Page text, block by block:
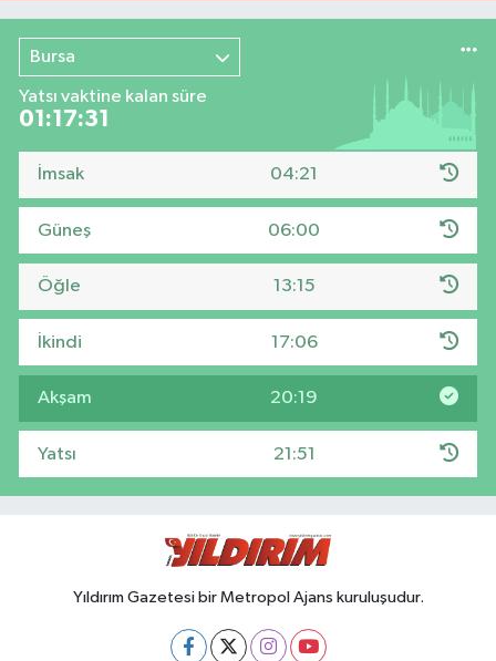
Bursa
Yatsı vaktine kalan süre
01:17:30
İmsak 04:21
Güneş 06:00
Öğle 13:15
İkindi 17:06
Akşam 20:19
Yatsı 21:51
Yıldırım Gazetesi bir Metropol Ajans kuruluşudur.